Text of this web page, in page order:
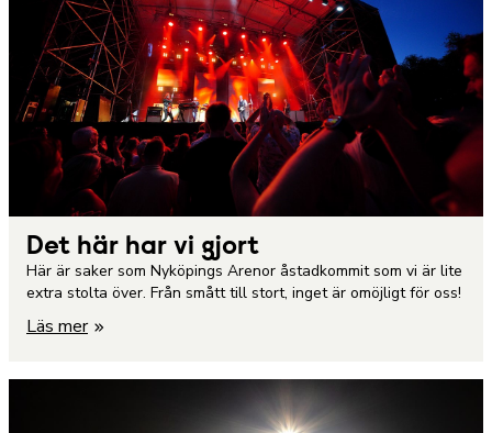
Det här har vi gjort
Här är saker som Nyköpings Arenor åstadkommit som vi är lite
extra stolta över. Från smått till stort, inget är omöjligt för oss!
Läs mer